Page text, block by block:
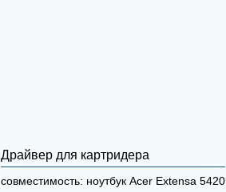
Драйвер для картридера
совместимость: ноутбук Acer Extensa 5420